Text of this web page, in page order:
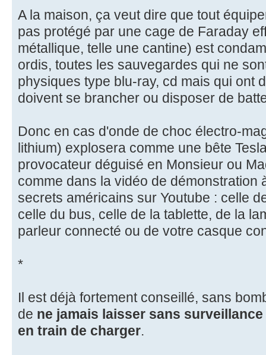
A la maison, ça veut dire que tout
pas protégé par une cage de Faraday
métallique, telle une cantine) est
ordis, toutes les sauvegardes qui ne
physiques type blu-ray, cd mais qui ont
doivent se brancher ou disposer de
Donc en cas d'onde de choc électro-
lithium) explosera comme une bête
provocateur déguisé en Monsieur ou
comme dans la vidéo de démonstration
secrets américains sur Youtube : celle
celle du bus, celle de la tablette, de la
parleur connecté ou de votre casque
*
Il est déjà fortement conseillé, sans
de ne jamais laisser sans
en train de charger.